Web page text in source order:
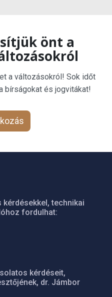
önt a
a változásokról! Sok időt
bírságokat és jogvitákat!
technikai
fordulhat:
kérdéseit,
dr. Jámbor